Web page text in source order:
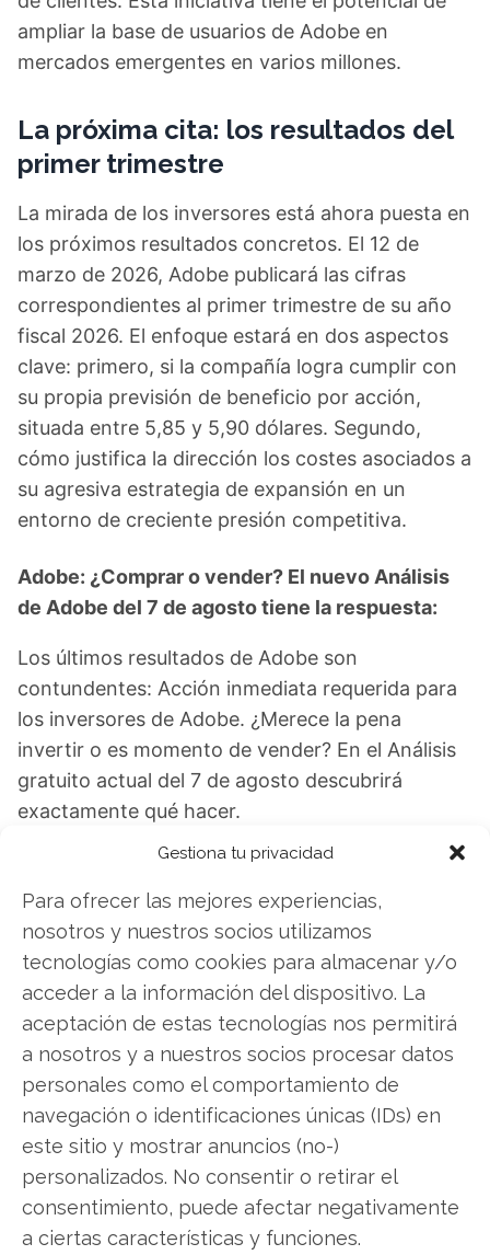
Gestiona tu privacidad
Para ofrecer las mejores experiencias,
nosotros y nuestros socios utilizamos
tecnologías como cookies para almacenar y/o
acceder a la información del dispositivo. La
aceptación de estas tecnologías nos permitirá
a nosotros y a nuestros socios procesar datos
personales como el comportamiento de
navegación o identificaciones únicas (IDs) en
este sitio y mostrar anuncios (no-)
personalizados. No consentir o retirar el
consentimiento, puede afectar negativamente
a ciertas características y funciones.
ampliar la base de usuarios de Adobe en
mercados emergentes en varios millones.
La próxima cita: los resultados del
primer trimestre
La mirada de los inversores está ahora puesta en
los próximos resultados concretos. El 12 de
marzo de 2026, Adobe publicará las cifras
correspondientes al primer trimestre de su año
fiscal 2026. El enfoque estará en dos aspectos
clave: primero, si la compañía logra cumplir con
su propia previsión de beneficio por acción,
situada entre 5,85 y 5,90 dólares. Segundo,
cómo justifica la dirección los costes asociados a
su agresiva estrategia de expansión en un
entorno de creciente presión competitiva.
Adobe: ¿Comprar o vender? El nuevo Análisis
de Adobe del 7 de agosto tiene la respuesta:
Los últimos resultados de Adobe son
contundentes: Acción inmediata requerida para
los inversores de Adobe. ¿Merece la pena
invertir o es momento de vender? En el Análisis
gratuito actual del 7 de agosto descubrirá
exactamente qué hacer.
Adobe: ¿Comprar o vender?¡Lee más aquí!
Adobe
Compartir este artículo
Twitter
Facebook
LinkedIn